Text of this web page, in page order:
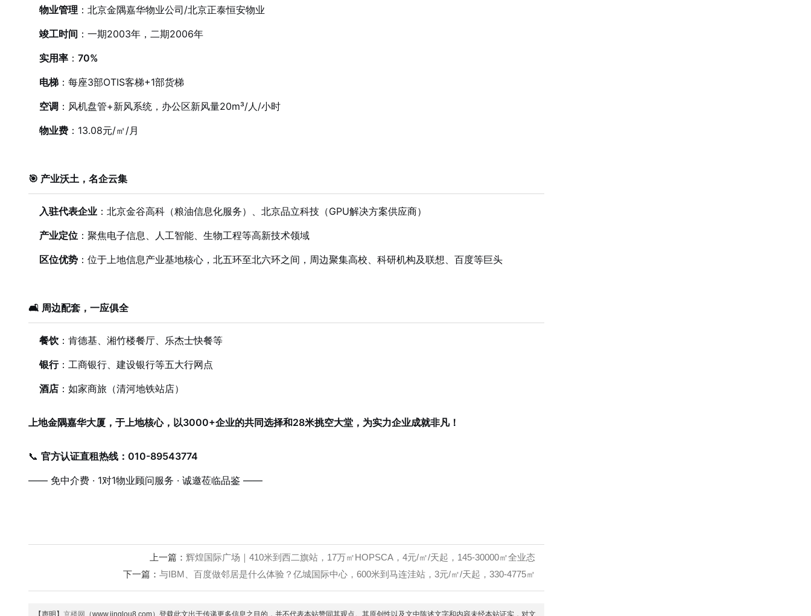
物业管理 ：北京金隅嘉华物业公司/北京正泰恒安物业
竣工时间 ：一期2003年，二期2006年
实用率 ： 70%
电梯 ：每座3部OTIS客梯+1部货梯
空调 ：风机盘管+新风系统，办公区新风量20m³/人/小时
物业费 ：13.08元/㎡/月
🎯 产业沃土，名企云集
入驻代表企业 ：北京金谷高科（粮油信息化服务）、北京品立科技（GPU解决方案供应商）
产业定位 ：聚焦电子信息、人工智能、生物工程等高新技术领域
区位优势 ：位于上地信息产业基地核心，北五环至北六环之间，周边聚集高校、科研机构及联想、百度等巨头
🛋️ 周边配套，一应俱全
餐饮 ：肯德基、湘竹楼餐厅、乐杰士快餐等
银行：工商银行、建设银行等五大行网点
酒店 ：如家商旅（清河地铁站店）
上地金隅嘉华大厦，于上地核心，以3000+企业的共同选择和28米挑空大堂，为实力企业成就非凡！
📞 官方认证直租热线：010-89543774
—— 免中介费 · 1对1物业顾问服务 · 诚邀莅临品鉴 ——
上一篇： 辉煌国际广场｜410米到西二旗站，17万㎡HOPSCA，4元/㎡/天起，145-30000㎡全业态
下一篇： 与IBM、百度做邻居是什么体验？亿城国际中心，600米到马连洼站，3元/㎡/天起，330-4775㎡
【声明】 京楼网 （www.jinglou8.com）登载此文出于传递更多信息之目的，并不代表本站赞同其观点。其原创性以及文中陈述文字和内容未经本站证实，对文